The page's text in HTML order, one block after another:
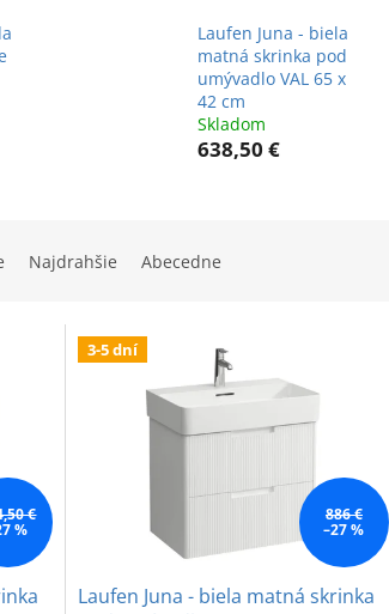
Laufen Juna - biela
matná skrinka pod
umývadlo VAL 65 x
42 cm
Skladom
638,50 €
Najdrahšie Abecedne
€
%
3-5 dní
886 €
–27 %
Laufen Juna - biela matná skrinka